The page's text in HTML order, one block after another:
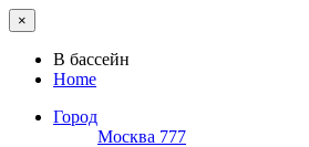
×
В бассейн
Home
Город
Москва 777